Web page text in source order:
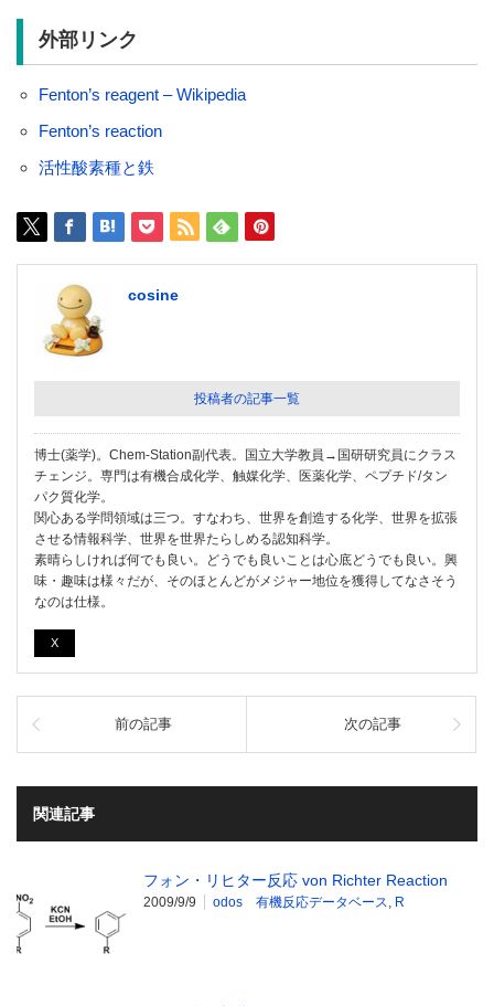
外部リンク
Fenton’s reagent – Wikipedia
Fenton’s reaction
活性酸素種と鉄
cosine
投稿者の記事一覧
博士(薬学)。Chem-Station副代表。国立大学教員→国研研究員にクラス
チェンジ。専門は有機合成化学、触媒化学、医薬化学、ペプチド/タン
パク質化学。
関心ある学問領域は三つ。すなわち、世界を創造する化学、世界を拡張
させる情報科学、世界を世界たらしめる認知科学。
素晴らしければ何でも良い。どうでも良いことは心底どうでも良い。興
味・趣味は様々だが、そのほとんどがメジャー地位を獲得してなさそう
なのは仕様。
X
前の記事 次の記事
関連記事
フォン・リヒター反応 von Richter Reaction
2009/9/9 odos 有機反応データベース, R